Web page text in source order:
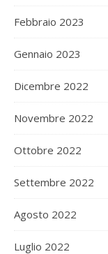
Febbraio 2023
Gennaio 2023
Dicembre 2022
Novembre 2022
Ottobre 2022
Settembre 2022
Agosto 2022
Luglio 2022